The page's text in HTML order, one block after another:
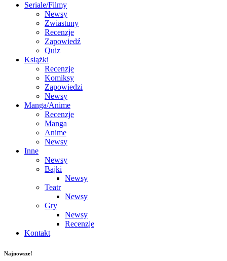
Seriale/Filmy
Newsy
Zwiastuny
Recenzje
Zapowiedź
Quiz
Książki
Recenzje
Komiksy
Zapowiedzi
Newsy
Manga/Anime
Recenzje
Manga
Anime
Newsy
Inne
Newsy
Bajki
Newsy
Teatr
Newsy
Gry
Newsy
Recenzje
Kontakt
Najnowsze!